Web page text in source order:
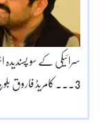
سرائیکی کے سو پسندیدہ
3۔۔۔ کامریڈ فاروق بلوچ